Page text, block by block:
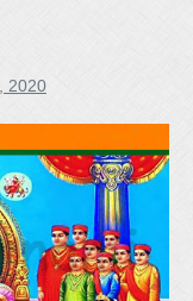
2020